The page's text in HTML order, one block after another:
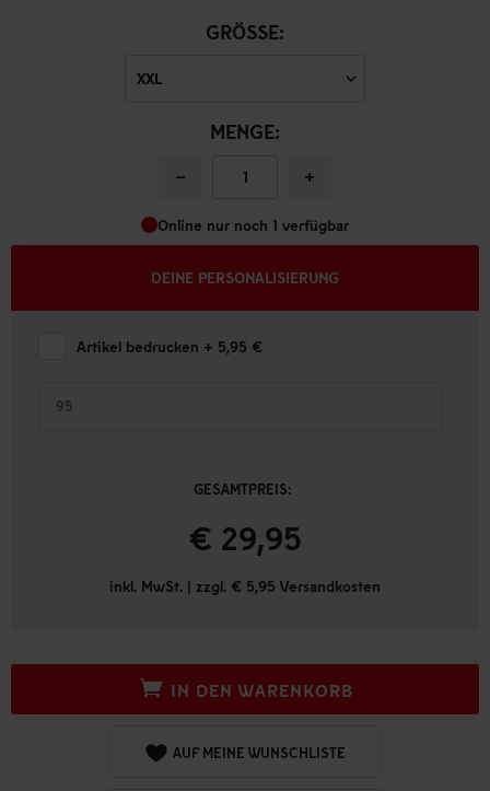
GRÖSSE:
MENGE:
− +
Online nur noch 1 verfügbar
DEINE PERSONALISIERUNG
Artikel bedrucken + 5,95 €
GESAMTPREIS:
€ 29,95
inkl. MwSt. | zzgl. € 5,95 Versandkosten
IN DEN WARENKORB
AUF MEINE WUNSCHLISTE